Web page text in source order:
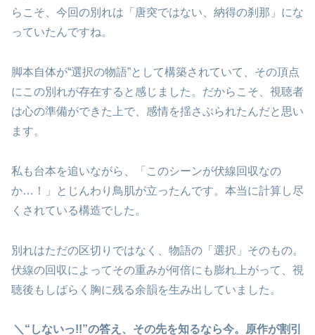
らこそ、今回の別れは「唐突ではない、納得の刹那」にな
っていたんですね。
脚本自体が“選択の物語”として構築されていて、その頂点
にこの別れが存在すると感じました。だからこそ、視聴者
は心の準備ができた上で、感情を揺さぶられたんだと思い
ます。
私も台本を追いながら、「このシーンが伏線回収なの
か…！」とじんわり鳥肌が立ったんです。本当に計算し尽
くされている構造でした。
別れはただの区切りではなく、物語の「選択」そのもの。
伏線の回収によってその重みが何倍にも膨れ上がって、視
聴後もしばらく胸に残る余韻を生み出していました。
＼“しないっ!!”の答え、その先を知るなら今。原作が割引